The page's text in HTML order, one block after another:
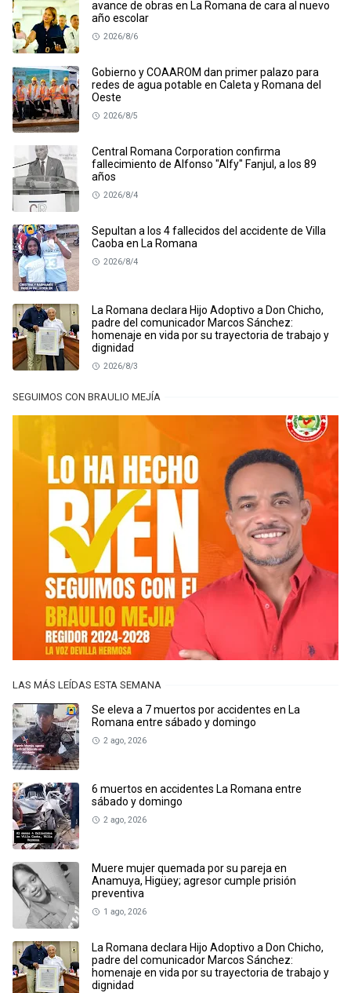
avance de obras en La Romana de cara al nuevo
año escolar
2026/8/6
Gobierno y COAAROM dan primer palazo para
redes de agua potable en Caleta y Romana del
Oeste
2026/8/5
Central Romana Corporation confirma
fallecimiento de Alfonso "Alfy" Fanjul, a los 89
años
2026/8/4
Sepultan a los 4 fallecidos del accidente de Villa
Caoba en La Romana
2026/8/4
La Romana declara Hijo Adoptivo a Don Chicho,
padre del comunicador Marcos Sánchez:
homenaje en vida por su trayectoria de trabajo y
dignidad
2026/8/3
SEGUIMOS CON BRAULIO MEJÍA
LAS MÁS LEÍDAS ESTA SEMANA
Se eleva a 7 muertos por accidentes en La
Romana entre sábado y domingo
2 ago, 2026
6 muertos en accidentes La Romana entre
sábado y domingo
2 ago, 2026
Muere mujer quemada por su pareja en
Anamuya, Higüey; agresor cumple prisión
preventiva
1 ago, 2026
La Romana declara Hijo Adoptivo a Don Chicho,
padre del comunicador Marcos Sánchez:
homenaje en vida por su trayectoria de trabajo y
dignidad